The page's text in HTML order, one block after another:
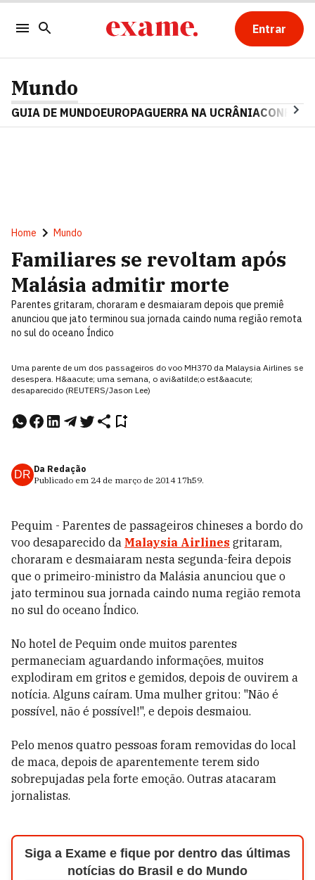
Entrar
Mundo
GUIA DE MUNDOEUROPAGUERRA NA UCRÂNIA
Home Mundo
Familiares se revoltam após
Malásia admitir morte
Parentes gritaram, choraram e desmaiaram depois que premiê
anunciou que jato terminou sua jornada caindo numa região remota
no sul do oceano Índico
Uma parente de um dos passageiros do voo MH370 da Malaysia Airlines se
desespera. H&aacute; uma semana, o avi&atilde;o est&aacute;
desaparecido (REUTERS/Jason Lee)
DR Da Redação
Publicado em 24 de março de 2014 17h59.
Pequim - Parentes de passageiros chineses a bordo do
voo desaparecido da Malaysia Airlines gritaram,
choraram e desmaiaram nesta segunda-feira depois
que o primeiro-ministro da Malásia anunciou que o
jato terminou sua jornada caindo numa região remota
no sul do oceano Índico.
No hotel de Pequim onde muitos parentes
permaneciam aguardando informações, muitos
explodiram em gritos e gemidos, depois de ouvirem a
notícia. Alguns caíram. Uma mulher gritou: "Não é
possível, não é possível!", e depois desmaiou.
Pelo menos quatro pessoas foram removidas do local
de maca, depois de aparentemente terem sido
sobrepujadas pela forte emoção. Outras atacaram
jornalistas.
Siga a Exame e fique por dentro das últimas
notícias do Brasil e do Mundo